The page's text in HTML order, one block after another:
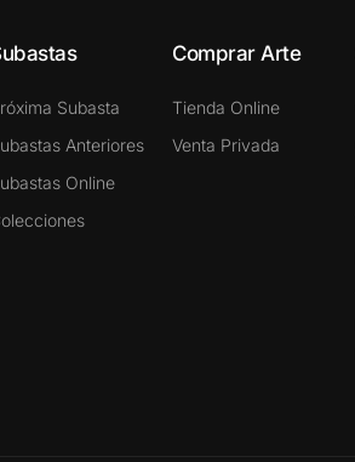
Subastas
Próxima Subasta
Subastas Anteriores
Subastas Online
Colecciones
Comprar Arte
Tienda Online
Venta Privada